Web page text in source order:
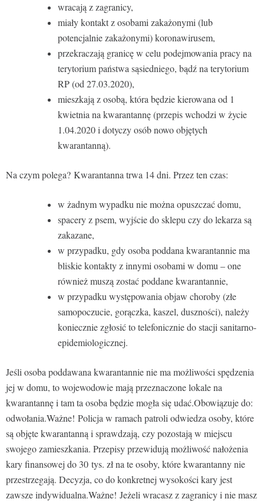
wracają z zagranicy,
miały kontakt z osobami zakażonymi (lub
potencjalnie zakażonymi) koronawirusem,
przekraczają granicę w celu podejmowania pracy na
terytorium państwa sąsiedniego, bądź na terytorium
RP (od 27.03.2020),
mieszkają z osobą, która będzie kierowana od 1
kwietnia na kwarantannę (przepis wchodzi w życie
1.04.2020 i dotyczy osób nowo objętych
kwarantanną).
Na czym polega? Kwarantanna trwa 14 dni. Przez ten czas:
w żadnym wypadku nie można opuszczać domu,
spacery z psem, wyjście do sklepu czy do lekarza są
zakazane,
w przypadku, gdy osoba poddana kwarantannie ma
bliskie kontakty z innymi osobami w domu – one
również muszą zostać poddane kwarantannie,
w przypadku występowania objaw choroby (złe
samopoczucie, gorączka, kaszel, duszności), należy
koniecznie zgłosić to telefonicznie do stacji sanitarno-
epidemiologicznej.
Jeśli osoba poddawana kwarantannie nie ma możliwości spędzenia
jej w domu, to wojewodowie mają przeznaczone lokale na
kwarantannę i tam ta osoba będzie mogła się udać.Obowiązuje do:
odwołania.Ważne! Policja w ramach patroli odwiedza osoby, które
są objęte kwarantanną i sprawdzają, czy pozostają w miejscu
swojego zamieszkania. Przepisy przewidują możliwość nałożenia
kary finansowej do 30 tys. zł na te osoby, które kwarantanny nie
przestrzegają. Decyzja, co do konkretnej wysokości kary jest
zawsze indywidualna.Ważne! Jeżeli wracasz z zagranicy i nie masz